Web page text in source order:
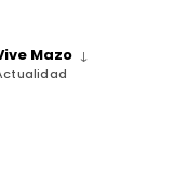
Mazo